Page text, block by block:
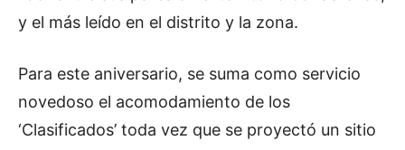
y el más leído en el distrito y la zona.
Para este aniversario, se suma como servicio
novedoso el acomodamiento de los
‘Clasificados’ toda vez que se proyectó un sitio